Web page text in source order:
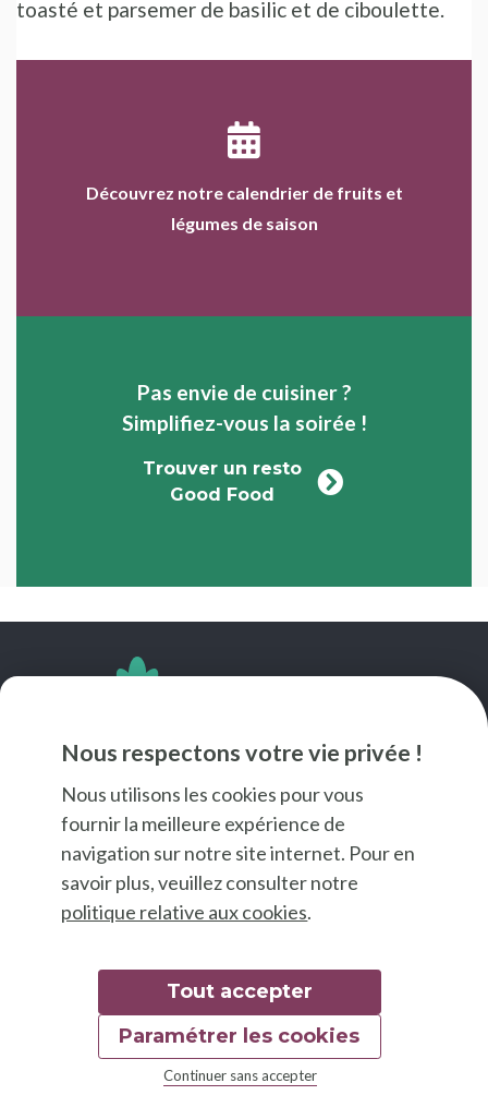
Nous respectons votre vie privée !
Nous utilisons les cookies pour vous
fournir la meilleure expérience de
navigation sur notre site internet. Pour en
savoir plus, veuillez consulter notre
politique relative aux cookies.
Tout accepter
Continuer sans accepter
Paramétrer les cookies
toasté et parsemer de basilic et de ciboulette.
Découvrez notre calendrier de fruits et
légumes de saison
Pas envie de cuisiner ?
Simplifiez-vous la soirée !
Trouver un resto
Good Food
© 2026 Good Food
Mentions légales